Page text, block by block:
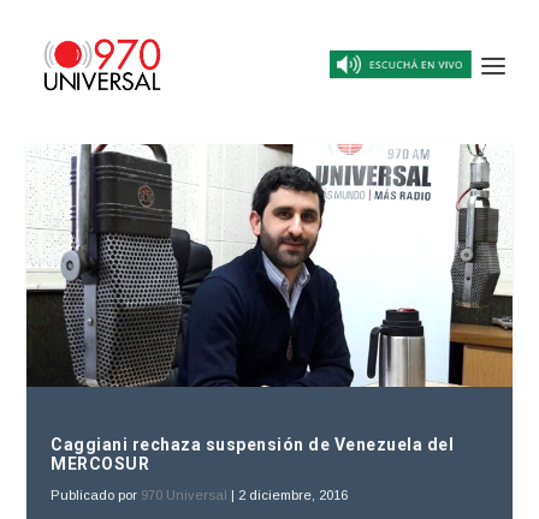
Caggiani rechaza suspensión de Venezuela del
MERCOSUR
Publicado por 970 Universal | 2 diciembre, 2016